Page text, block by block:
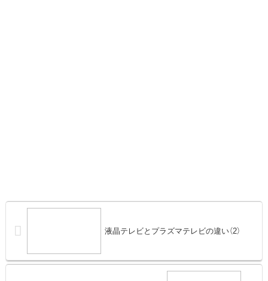
液晶テレビとプラズマテレビの違い（2）